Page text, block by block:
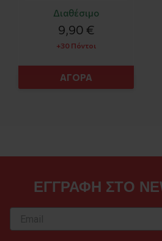
Διαθέσιμο
9,90 €
+30 Πόντοι
ΑΓΟΡΑ
ΕΓΓΡΑΦΗ ΣΤΟ